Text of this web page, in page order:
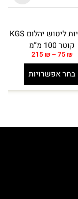
דיסקיות ליטוש יהלום KGS
קוטר 100 מ”מ
75 ₪
–
215 ₪
בחר אפשרויות